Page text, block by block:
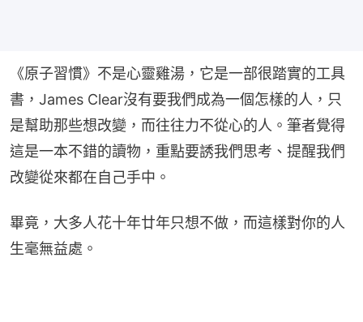
《原子習慣》不是心靈雞湯，它是一部很踏實的工具
書，James Clear沒有要我們成為一個怎樣的人，只
是幫助那些想改變，而往往力不從心的人。筆者覺得
這是一本不錯的讀物，重點要誘我們思考、提醒我們
改變從來都在自己手中。
畢竟，大多人花十年廿年只想不做，而這樣對你的人
生毫無益處。